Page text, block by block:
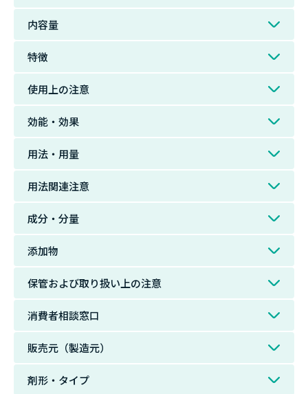
内容量
特徴
使用上の注意
効能・効果
用法・用量
用法関連注意
成分・分量
添加物
保管および取り扱い上の注意
消費者相談窓口
販売元（製造元）
剤形・タイプ